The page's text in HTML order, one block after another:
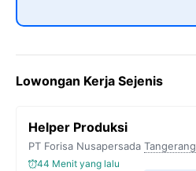
Lowongan Kerja Sejenis
Helper Produksi
PT Forisa Nusapersada Tangerang
44 Menit yang lalu